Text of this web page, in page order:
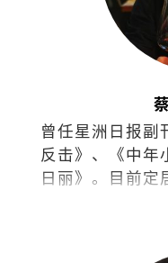
曾任星洲日报副
反击》、《中年
日丽》。目前定
家名为On The